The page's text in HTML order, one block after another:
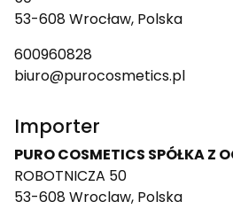
53-608 Wrocław, Polska
600960828
biuro@purocosmetics.pl
Importer
PURO COSMETICS SPÓŁKA Z
ROBOTNICZA 50
53-608 Wroclaw, Polska